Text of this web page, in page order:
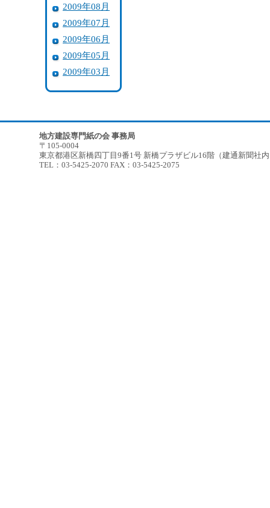
2009年08月
2009年07月
2009年06月
2009年05月
2009年03月
地方建設専門紙の会 事務局
〒105-0004
東京都港区新橋四丁目9番1号 新橋プラザビル16階（建通新聞社
TEL：03-5425-2070 FAX：03-5425-2075